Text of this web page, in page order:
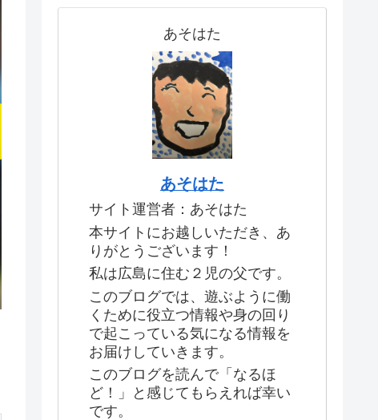
あそはた
あそはた
サイト運営者：あそはた
本サイトにお越しいただき、あ
りがとうございます！
私は広島に住む２児の父です。
このブログでは、遊ぶように働
くために役立つ情報や身の回り
で起こっている気になる情報を
お届けしていきます。
このブログを読んで「なるほ
ど！」と感じてもらえれば幸い
です。